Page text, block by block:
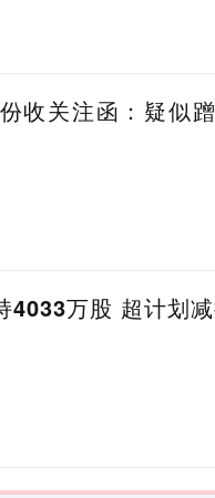
收关注函：疑似
4033万股 超计划